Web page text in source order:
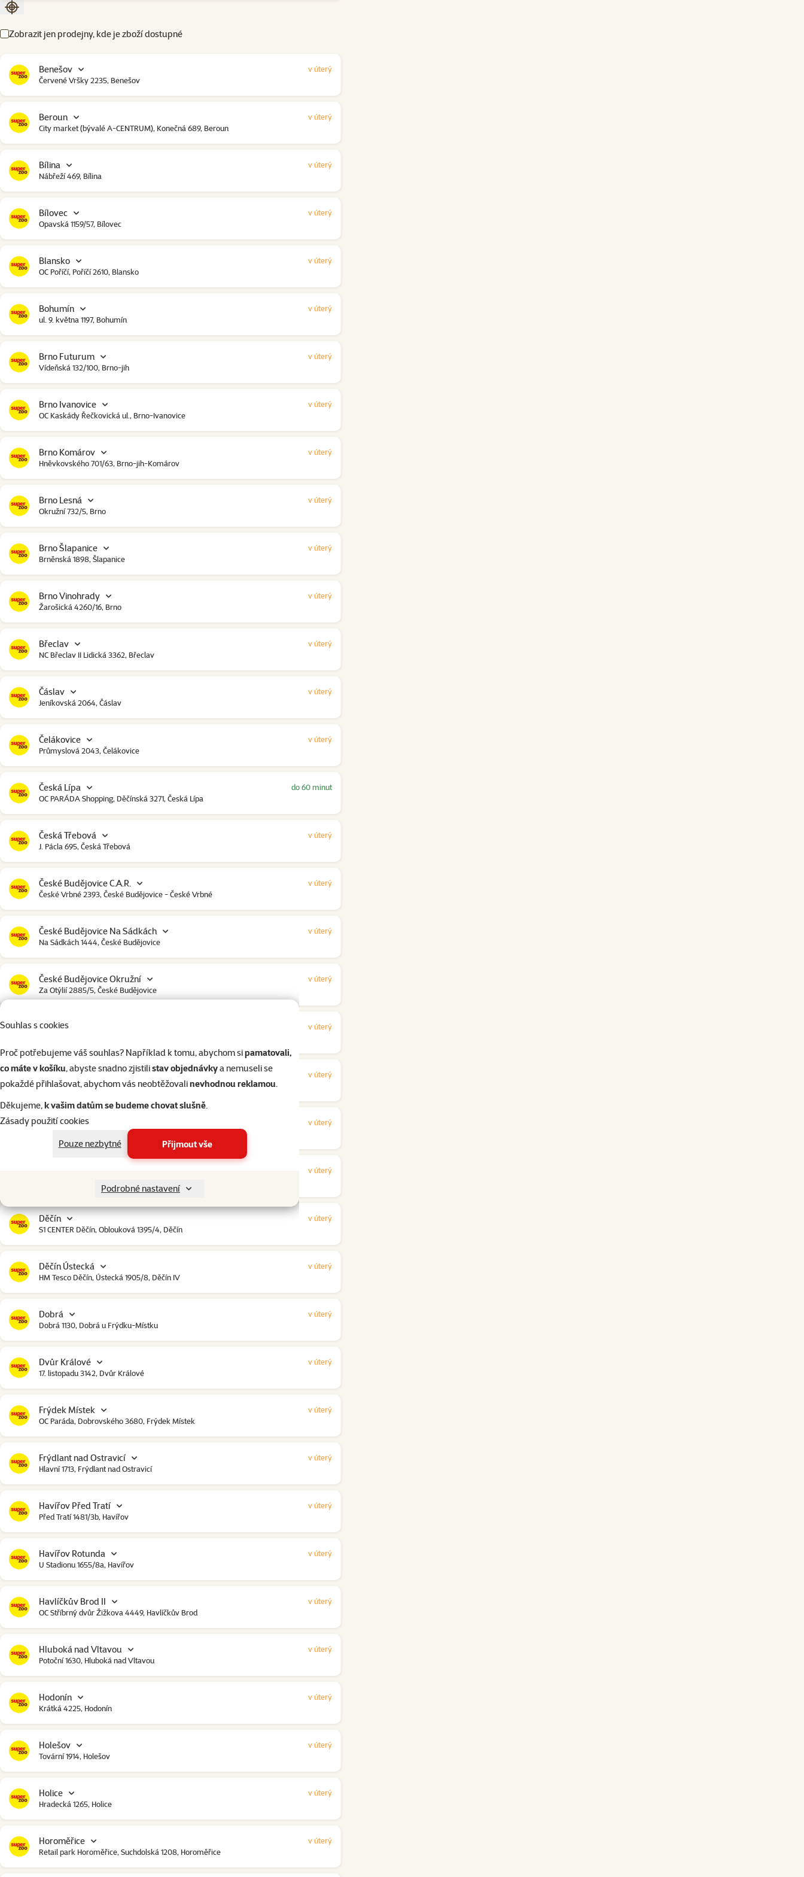
Souhlas s cookies
Proč potřebujeme váš souhlas? Například k tomu, abychom sipamatovali,
co máte v košíku, abyste snadno zjistilistav objednávkya nemuseli se
pokaždé přihlašovat, abychom vás neobtěžovalinevhodnou reklamou.
Děkujeme,k vašim datům se budeme chovat slušně.
Zásady použití cookies
Pouze nezbytné
Přijmout vše
Podrobné nastavení
Seřadit podle aktuální polohy
Zobrazit jen prodejny, kde je zboží dostupné
Benešov
Červené Vršky 2235, Benešov
v úterý
Beroun
City market (bývalé A-CENTRUM), Konečná 689, Beroun
v úterý
Bílina
Nábřeží 469, Bílina
v úterý
Bílovec
Opavská 1159/57, Bílovec
v úterý
Blansko
OC Poříčí, Poříčí 2610, Blansko
v úterý
Bohumín
ul. 9. května 1197, Bohumín
v úterý
Brno Futurum
Vídeňská 132/100, Brno-jih
v úterý
Brno Ivanovice
OC Kaskády Řečkovická ul., Brno-Ivanovice
v úterý
Brno Komárov
Hněvkovského 701/63, Brno-jih-Komárov
v úterý
Brno Lesná
Okružní 732/5, Brno
v úterý
Brno Šlapanice
Brněnská 1898, Šlapanice
v úterý
Brno Vinohrady
Žarošická 4260/16, Brno
v úterý
Břeclav
NC Břeclav II Lidická 3362, Břeclav
v úterý
Čáslav
Jeníkovská 2064, Čáslav
v úterý
Čelákovice
Průmyslová 2043, Čelákovice
v úterý
Česká Lípa
OC PARÁDA Shopping, Děčínská 3271, Česká Lípa
do 60 minut
Česká Třebová
J. Pácla 695, Česká Třebová
v úterý
České Budějovice C.A.R.
České Vrbné 2393, České Budějovice - České Vrbné
v úterý
České Budějovice Na Sádkách
Na Sádkách 1444, České Budějovice
v úterý
České Budějovice Okružní
Za Otýlií 2885/5, České Budějovice
v úterý
České Budějovice Strakonická v úterý
Český Krumlov
Urbinská 238, Český Krumlov
v úterý
Čestlice
Čestlice komerční zóna, U Makra 123, Čestlice
v úterý
v úterý
Děčín
S1 CENTER Děčín, Oblouková 1395/4, Děčín
v úterý
Děčín Ústecká
HM Tesco Děčín, Ústecká 1905/8, Děčín IV
v úterý
Dobrá
Dobrá 1130, Dobrá u Frýdku-Místku
v úterý
Dvůr Králové
17. listopadu 3142, Dvůr Králové
v úterý
Frýdek Místek
OC Paráda, Dobrovského 3680, Frýdek Místek
v úterý
Frýdlant nad Ostravicí
Hlavní 1713, Frýdlant nad Ostravicí
v úterý
Havířov Před Tratí
Před Tratí 1481/3b, Havířov
v úterý
Havířov Rotunda
U Stadionu 1655/8a, Havířov
v úterý
Havlíčkův Brod II
OC Stříbrný dvůr Žižkova 4449, Havlíčkův Brod
v úterý
Hluboká nad Vltavou
Potoční 1630, Hluboká nad Vltavou
v úterý
Hodonín
Krátká 4225, Hodonín
v úterý
Holešov
Tovární 1914, Holešov
v úterý
Holice
Hradecká 1265, Holice
v úterý
Horoměřice
Retail park Horoměřice, Suchdolská 1208, Horoměřice
v úterý